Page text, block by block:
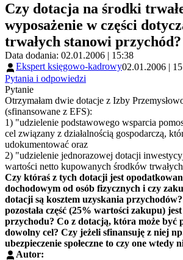
Czy dotacja na środki
wyposażenie w części
trwałych stanowi przychód?
Data dodania: 02.01.2006 | 15:38
Ekspert księgowo-kadrowy02.01.2006 |
Pytania i odpowiedzi
Pytanie
Otrzymałam dwie dotacje z Izby
(sfinansowane z EFS):
1) "udzielenie podstawowego wsparcia
cel związany z działalnością gospodarczą,
udokumentować oraz
2) "udzielenie jednorazowej dotacji
wartości netto kupowanych środków
Czy któraś z tych dotacji jest
dochodowym od osób fizycznych i czy
dotacji są kosztem uzyskania
pozostała część (25% wartości zakupu)
przychodu? Co z dotacją, która może być
dowolny cel? Czy jeżeli sfinansuję z niej
ubezpieczenie społeczne to czy one wtedy
Autor: